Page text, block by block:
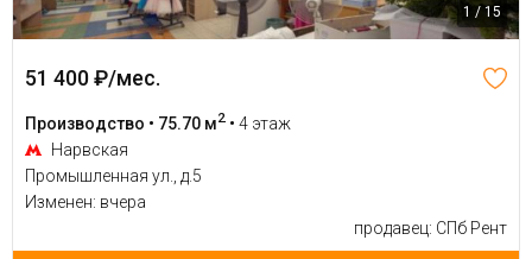
1 / 15
51 400 ₽/мес.
Производство • 75.70 м2 • 4 этаж
Нарвская
Промышленная ул., д.5
Изменен: вчера
продавец: СПб Рент